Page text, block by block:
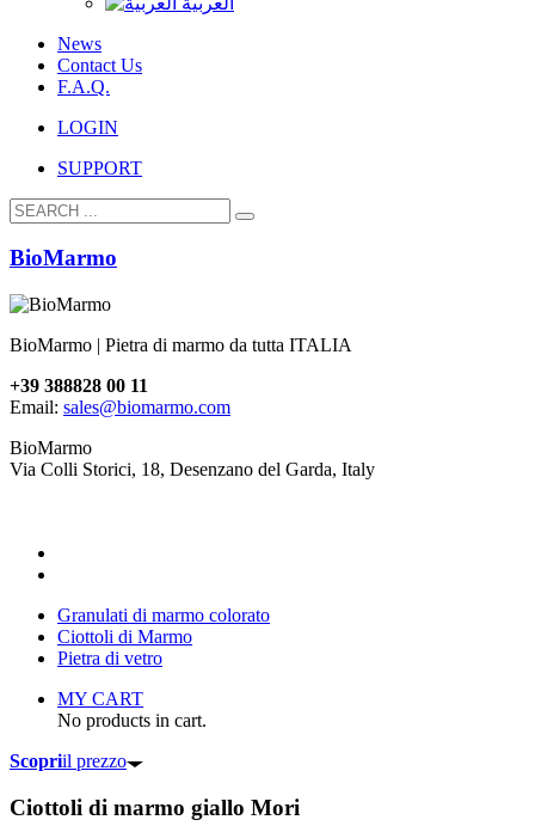
News
Contact Us
F.A.Q.
LOGIN
SUPPORT
BioMarmo
BioMarmo | Pietra di marmo da tutta ITALIA
+39 388828 00 11
Email: sales@biomarmo.com
BioMarmo
Via Colli Storici, 18, Desenzano del Garda, Italy
Granulati di marmo colorato
Ciottoli di Marmo
Pietra di vetro
MY CART
No products in cart.
Scopriil prezzo
Ciottoli di marmo giallo Mori